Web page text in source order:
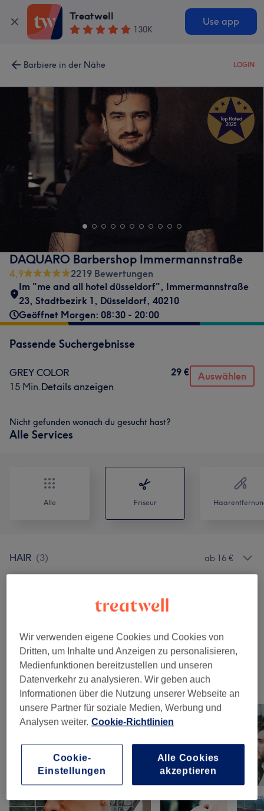
Treatwell
130K
Use app
Barbiere in der Nähe LOGIN
DAQUARO Barbershop Immermannstraße
4,9
2219 Bewertungen
Im "me and all hotel düsseldorf", Immermannstraße
23, Stadtbezirk 1, Düsseldorf, 40210
Geöffnet Morgen: 08:30 - 20:00
Passende Suchergebnisse
GREY COLOR
15 Min.Details anzeigen
29 € Auswählen
Nicht gefunden wonach du gesucht hast?
Alle Services
Alle Friseur
HAIR (3) ab 16 €
PACKAGES (6 )
Unsere Arbeit
Bild anklicken für weitere Details
Wir verwenden eigene Cookies und Cookies von
Dritten, um Inhalte und Anzeigen zu personalisieren,
Medienfunktionen bereitzustellen und unseren
Datenverkehr zu analysieren. Wir geben auch
Informationen über die Nutzung unserer Webseite an
unsere Partner für soziale Medien, Werbung und
Analysen weiter. Cookie-Richtlinien
Cookie-
Einstellungen
Alle Cookies
akzeptieren